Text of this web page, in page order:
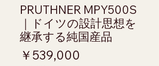
PRUTHNER MPY500S
｜ドイツの設計思想を
継承する純国産品
￥539,000